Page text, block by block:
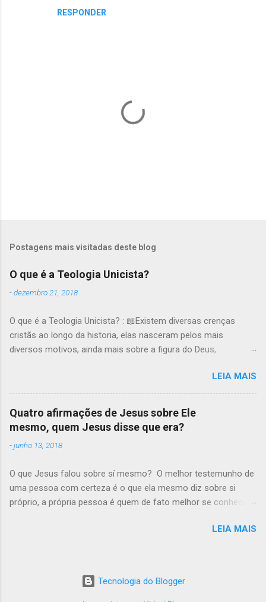
RESPONDER
t
u
m
m
e
t
o
Postagens mais visitadas deste blog
O que é a Teologia Unicista?
-dezembro 21, 2018
O que é a Teologia Unicista? : 📖Existem diversas crenças
cristãs ao longo da historia, elas nasceram pelos mais
diversos motivos, ainda mais sobre a figura do Deus,
diversas crenças existem, onde tentam explicar o que é a
divindade.
➡Justamente todas as teologias mais cedo ou mais tarde,
terminam em contradição, porque a figura de Deus, é acima de
qualquer entendimento, e uma crença, não importa o quão
elaborada seja, certamente será questionada.
LEIA MAIS
Quatro afirmações de Jesus sobre Ele
mesmo, quem Jesus disse que era?
-junho 13, 2018
O que Jesus falou sobre sí mesmo? O melhor testemunho de
uma pessoa com certeza é o que ela mesmo diz sobre si
próprio, a própria pessoa é quem de fato melhor se conhece,
olhamos de forma cuidadosa é o que Jesus falou sobre si
mesmo, o Homem chamado JESUS se tratava e dizia ser. O
que Jesus falou sobre Ele mesmo? #Primeira citação, o que
LEIA MAIS
Tecnologia do Blogger